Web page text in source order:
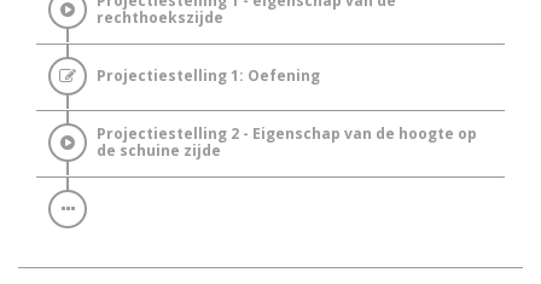
rechthoekszijde
Projectiestelling 1: Oefening
Projectiestelling 2 - Eigenschap van de hoogte op
de schuine zijde